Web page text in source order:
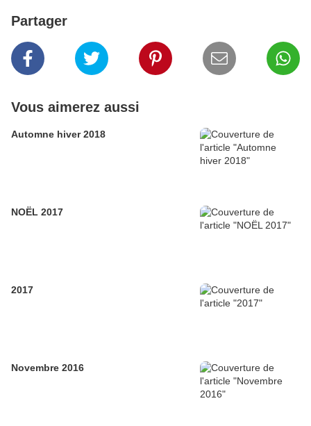
Partager
Vous aimerez aussi
Automne hiver 2018
NOËL 2017
2017
Novembre 2016